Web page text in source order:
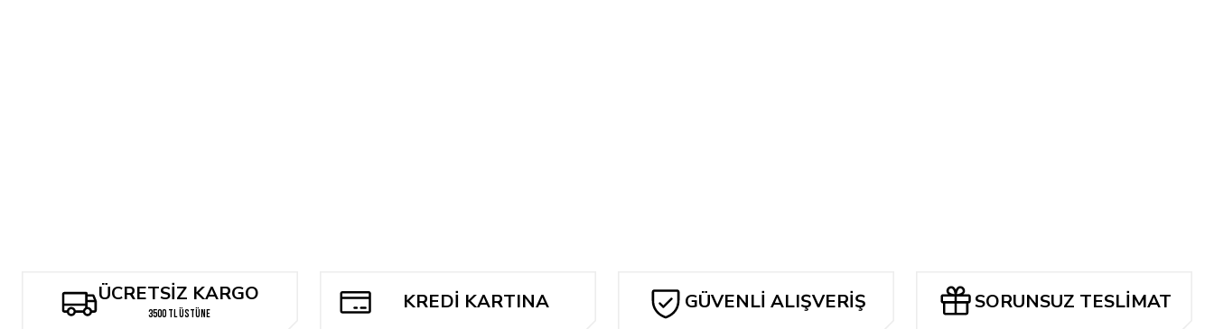
ÜCRETSİZ KARGO
3500 TL ÜSTÜNE
KREDİ KARTINA
GÜVENLİ ALIŞVERİŞ SORUNSUZ TESLİMAT